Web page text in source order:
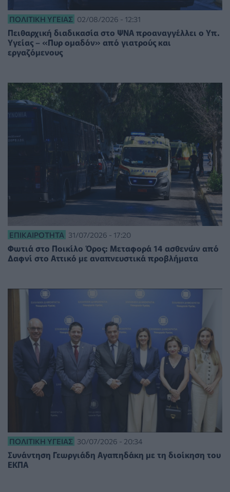
ΠΟΛΙΤΙΚΉ ΥΓΕΊΑΣ 02/08/2026 - 12:31
Πειθαρχική διαδικασία στο ΨΝΑ προαναγγέλλει ο Υπ.
Υγείας – «Πυρ ομαδόν» από γιατρούς και
εργαζόμενους
ΕΠΙΚΑΙΡΌΤΗΤΑ 31/07/2026 - 17:20
Φωτιά στο Ποικίλο Όρος: Μεταφορά 14 ασθενών από
Δαφνί στο Αττικό με αναπνευστικά προβλήματα
ΠΟΛΙΤΙΚΉ ΥΓΕΊΑΣ 30/07/2026 - 20:34
Συνάντηση Γεωργιάδη Αγαπηδάκη με τη διοίκηση του
ΕΚΠΑ